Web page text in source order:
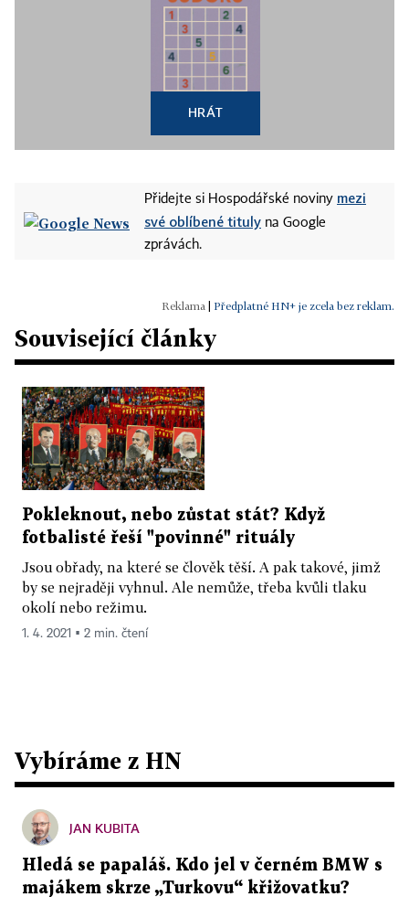
HRÁT
Přidejte si Hospodářské noviny mezi
své oblíbené tituly na Google
zprávách.
Předplatné HN+ je zcela bez reklam.
Související články
Pokleknout, nebo zůstat stát? Když
fotbalisté řeší "povinné" rituály
Jsou obřady, na které se člověk těší. A pak takové, jimž
by se nejraději vyhnul. Ale nemůže, třeba kvůli tlaku
okolí nebo režimu.
1. 4. 2021 ▪ 2 min. čtení
Vybíráme z HN
JAN KUBITA
Hledá se papaláš. Kdo jel v černém BMW s
majákem skrze „Turkovu“ křižovatku?